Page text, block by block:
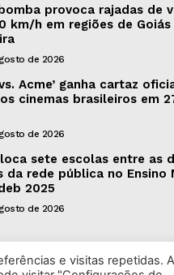
provoca rajadas de
km/h em regiões de
de 2026
Acme’ ganha cartaz
cinemas brasileiros em
de 2026
sete escolas entre as
da rede pública no Ensino
2025
de 2026
e visitas repetidas.